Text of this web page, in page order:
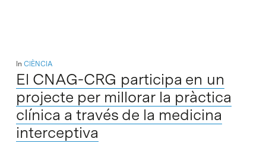
In CIÈNCIA
El CNAG-CRG participa en un
projecte per millorar la pràctica
clínica a través de la medicina
interceptiva